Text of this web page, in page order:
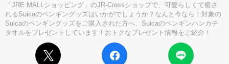
「JRE MALLショッピング」のJR-Crossショップで、可愛らしくて癒さ
れるSuicaのペンギングッズはいかがでしょうか？なんと今なら！対象の
Suicaのペンギングッズをご購入された方へ、Suicaのペンギンハンカチ
タオルをプレゼントしています！おトクなプレゼント情報をご紹介！